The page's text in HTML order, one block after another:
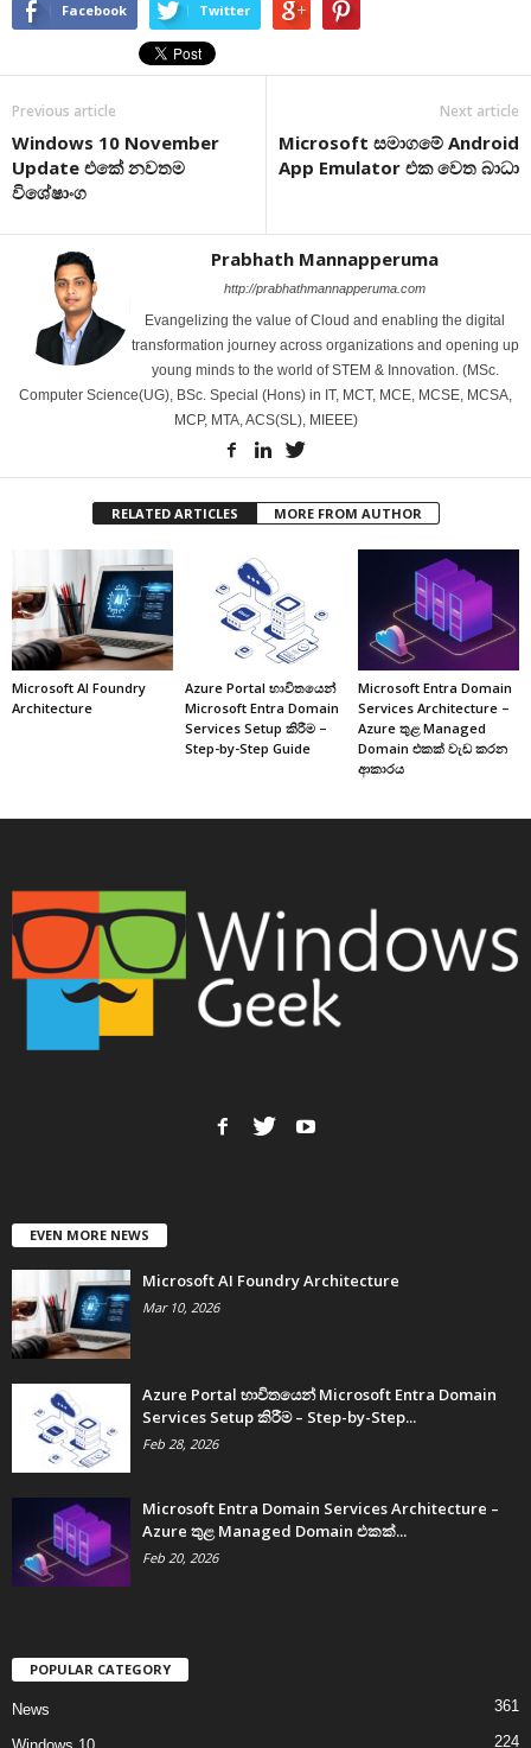
Facebook Twitter
Previous article
Windows 10 November
Update එකේ නවතම
විශේෂාංග
Next article
Microsoft සමාගමේ Android
App Emulator එක වෙත බාධා
Prabhath Mannapperuma
http://prabhathmannapperuma.com
Evangelizing the value of Cloud and enabling the digital
transformation journey across organizations and opening up
young minds to the world of STEM & Innovation. (MSc.
Computer Science(UG), BSc. Special (Hons) in IT, MCT, MCE, MCSE, MCSA,
MCP, MTA, ACS(SL), MIEEE)
RELATED ARTICLES MORE FROM AUTHOR
Microsoft AI Foundry
Architecture
Azure Portal භාවිතයෙන්
Microsoft Entra Domain
Services Setup කිරීම –
Step-by-Step Guide
Microsoft Entra Domain
Services Architecture –
Azure තුළ Managed
Domain එකක් වැඩ කරන
ආකාරය
EVEN MORE NEWS
Microsoft AI Foundry Architecture
Mar 10, 2026
Azure Portal භාවිතයෙන් Microsoft Entra Domain
Services Setup කිරීම – Step-by-Step...
Feb 28, 2026
Microsoft Entra Domain Services Architecture –
Azure තුළ Managed Domain එකක්...
Feb 20, 2026
POPULAR CATEGORY
News 361
224